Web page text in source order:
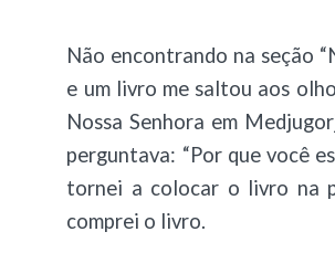
Não encontrando na seção
e um livro me saltou aos
Nossa Senhora em
perguntava: “Por que você
tornei a colocar o livro na
comprei o livro.